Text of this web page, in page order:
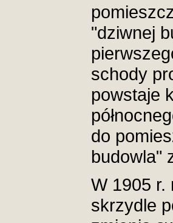
"dziwnej
schody
powstaje
do
budowla"
W 1905 r.
skrzydle